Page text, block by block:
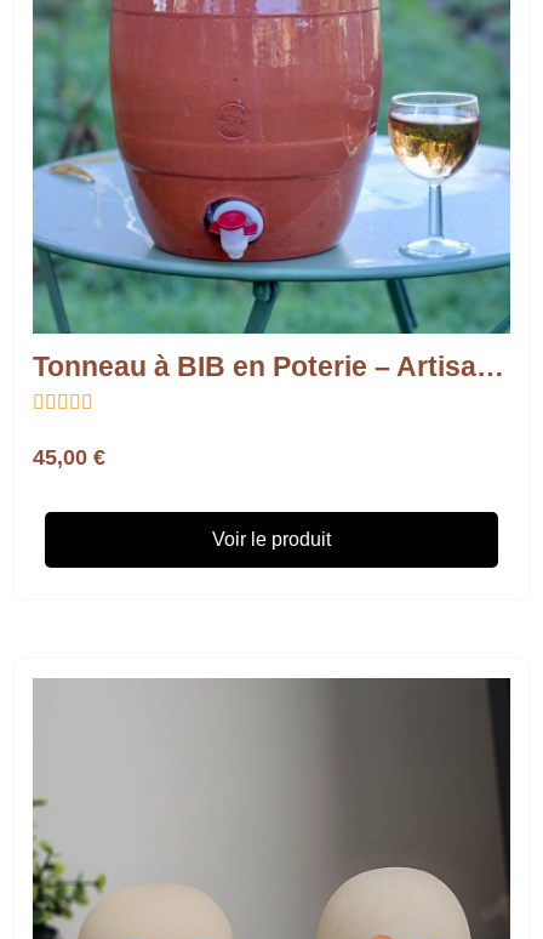
Tonneau à BIB en Poterie – Artisanat et Convivialité
    
45,00 €
Voir le produit